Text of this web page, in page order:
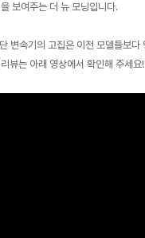
보여주는 더 뉴 모닝입니다.
변속기의 고집은 이전 모델들보
뷰는 아래 영상에서 확인해 주세요!